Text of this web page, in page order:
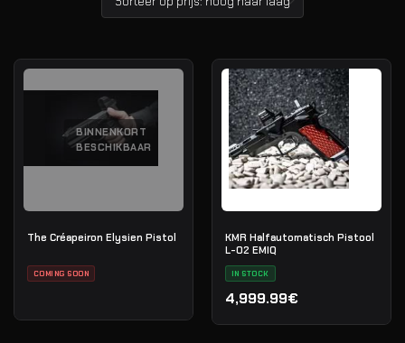
BINNENKORT
BESCHIKBAAR
The Créapeiron Elysien Pistol
COMING SOON
KMR Halfautomatisch Pistool
L-02 EMIQ
IN STOCK
4,999.99€